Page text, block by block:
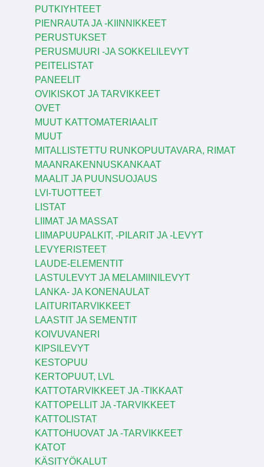
PUTKIYHTEET
PIENRAUTA JA -KIINNIKKEET
PERUSTUKSET
PERUSMUURI -JA SOKKELILEVYT
PEITELISTAT
PANEELIT
OVIKISKOT JA TARVIKKEET
OVET
MUUT KATTOMATERIAALIT
MUUT
MITALLISTETTU RUNKOPUUTAVARA, RIMAT
MAANRAKENNUSKANKAAT
MAALIT JA PUUNSUOJAUS
LVI-TUOTTEET
LISTAT
LIIMAT JA MASSAT
LIIMAPUUPALKIT, -PILARIT JA -LEVYT
LEVYERISTEET
LAUDE-ELEMENTIT
LASTULEVYT JA MELAMIINILEVYT
LANKA- JA KONENAULAT
LAITURITARVIKKEET
LAASTIT JA SEMENTIT
KOIVUVANERI
KIPSILEVYT
KESTOPUU
KERTOPUUT, LVL
KATTOTARVIKKEET JA -TIKKAAT
KATTOPELLIT JA -TARVIKKEET
KATTOLISTAT
KATTOHUOVAT JA -TARVIKKEET
KATOT
KÄSITYÖKALUT